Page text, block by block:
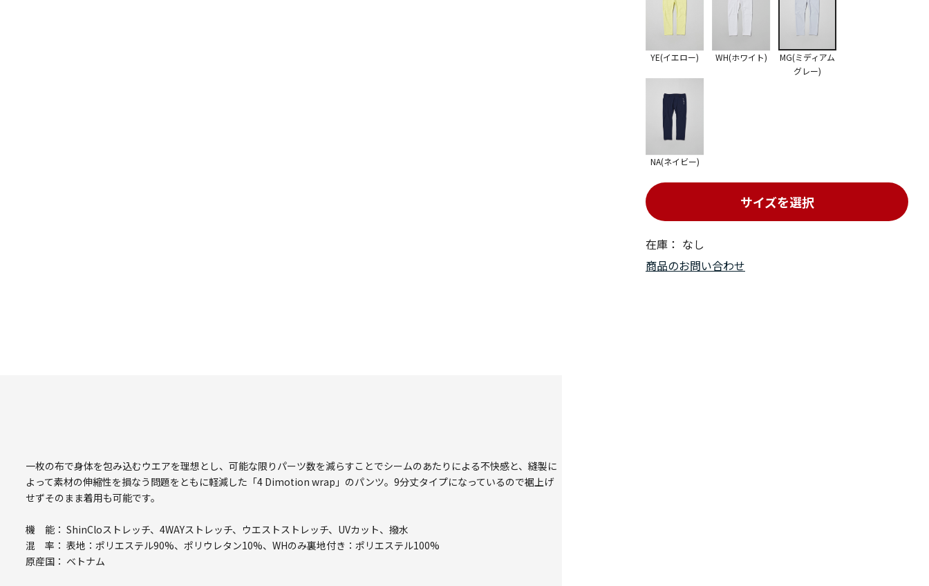
在庫： なし
サイズを選択
YE(イエロー) WH(ホワイト)
MG(ミディアム
グレー)
NA(ネイビー)
商品のお問い合わせ
一枚の布で身体を包み込むウエアを理想とし、可能な限りパーツ数を減らすことでシームのあたりによる不快感と、縫製に
よって素材の伸縮性を損なう問題をともに軽減した「4 Dimotion wrap」のパンツ。9分丈タイプになっているので裾上げ
せずそのまま着用も可能です。
機 能： ShinCloストレッチ、4WAYストレッチ、ウエストストレッチ、UVカット、撥水
混 率： 表地：ポリエステル90%、ポリウレタン10%、WHのみ裏地付き：ポリエステル100%
原産国： ベトナム